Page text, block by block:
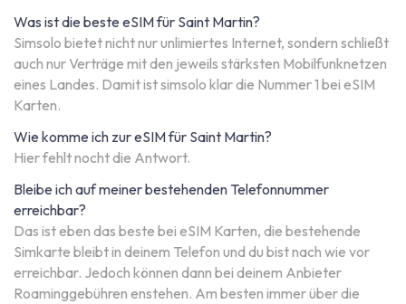
Was ist die beste eSIM für Saint Martin?
Simsolo bietet nicht nur unlimiertes Internet, sondern schließt
auch nur Verträge mit den jeweils stärksten Mobilfunknetzen
eines Landes. Damit ist simsolo klar die Nummer 1 bei eSIM
Karten.
Wie komme ich zur eSIM für Saint Martin?
Hier fehlt nocht die Antwort.
Bleibe ich auf meiner bestehenden Telefonnummer
erreichbar?
Das ist eben das beste bei eSIM Karten, die bestehende
Simkarte bleibt in deinem Telefon und du bist nach wie vor
erreichbar. Jedoch können dann bei deinem Anbieter
Roaminggebühren enstehen. Am besten immer über die